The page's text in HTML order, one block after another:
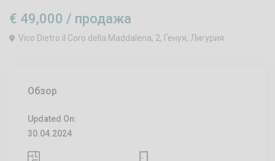
€ 49,000/ продажа
Vico Dietro il Coro della Maddalena, 2, Генуя, Лигурия
Обзор
Updated On:
30.04.2024